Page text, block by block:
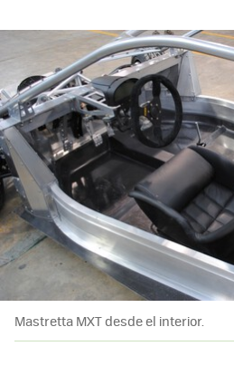
Mastretta MXT desde el interior.